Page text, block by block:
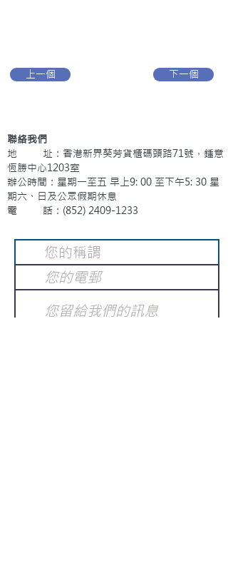
上一個 下一個
聯絡我們
地 址：香港新界葵芳貨櫃碼頭路71號，鍾意
恆勝中心1203室
辦公時間：星期一至五 早上9: 00 至下午5: 30 星
期六、日及公眾假期休息
電 話：(852) 2409-1233